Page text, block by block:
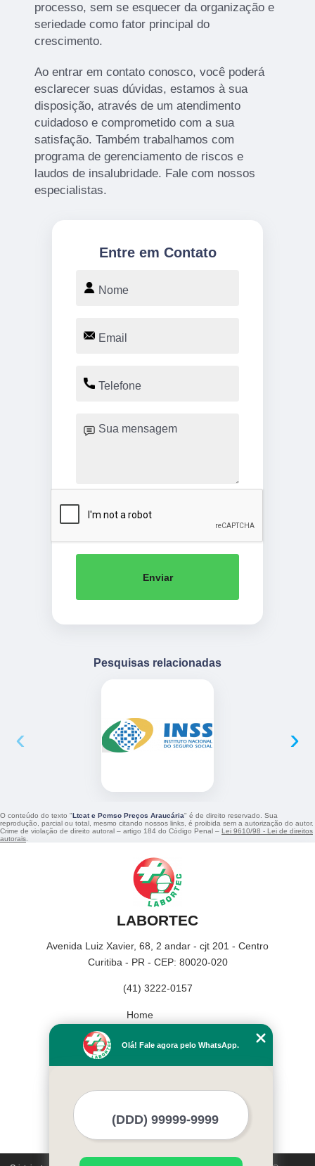
processo, sem se esquecer da organização e
seriedade como fator principal do
crescimento.
Ao entrar em contato conosco, você poderá
esclarecer suas dúvidas, estamos à sua
disposição, através de um atendimento
cuidadoso e comprometido com a sua
satisfação. Também trabalhamos com
programa de gerenciamento de riscos e
laudos de insalubridade. Fale com nossos
especialistas.
Entre em Contato
Enviar
Pesquisas relacionadas
‹ ›
O conteúdo do texto "Ltcat e Pcmso Preços Araucária" é de direito reservado. Sua
reprodução, parcial ou total, mesmo citando nossos links, é proibida sem a autorização do autor.
Crime de violação de direito autoral – artigo 184 do Código Penal – Lei 9610/98 - Lei de direitos
autorais
LABORTEC
Avenida Luiz Xavier, 68, 2 andar - cjt 201 - Centro
Curitiba - PR - CEP: 80020-020
(41) 3222-0157
Home
Missão
Olá! Fale agora pelo WhatsApp.